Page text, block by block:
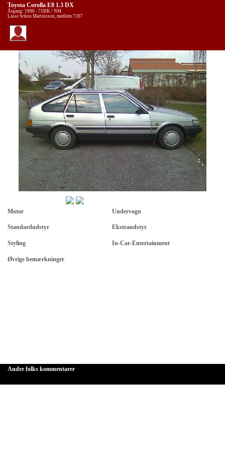
Toyota Corolla E8 1.3 DX
Årgang: 1986 - 75HK / NM
Lasse Schou Martinsson, medlem 7207
Motor Undervogn
Standardudstyr Ekstraudstyr
Styling In-Car-Entertainment
Øvrige bemærkninger
Andre folks kommentarer